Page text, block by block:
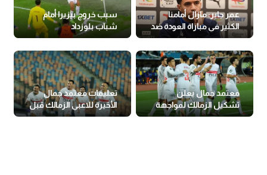
عمر جابر: مازال أمامنا
الكثير في مباراة العودة ضد
شباب بلوزداد
سبب خروج بيزيرا أمام
شباب بلوزداد
معتمد جمال يعلن
تشكيل الزمالك لمواجهة
شباب بلوزداد
تعليمات معتمد جمال
الأخيرة للاعبي الزمالك قبل
مواجهة شباب بلوزداد